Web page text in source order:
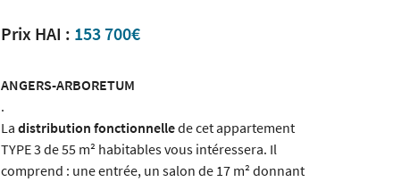
Prix HAI : 153 700€
ANGERS-ARBORETUM
.
La distribution fonctionnellede cet appartement
TYPE 3 de 55 m² habitables vous intéressera. Il
comprend : une entrée, un salon de 17 m² donnant